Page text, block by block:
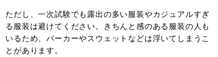
ただし、一次試験でも露出の多い服装やカジュアルすぎ
る服装は避けてください。きちんと感のある服装の人も
いるため、パーカーやスウェットなどは浮いてしまうこ
とがあります。